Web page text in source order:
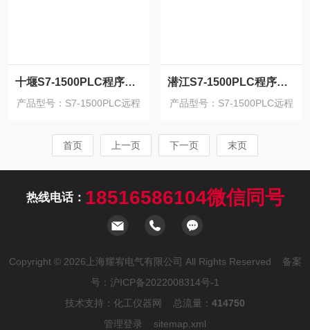
十堰S7-1500PLC程序上载密码解密/无损程序
产品型号：S7-1500PLC远程
潜江S7-1500PLC程序密码解密/解出原始密码
产品型号：S7-1500PLC远程
首页
上一页 下一页 末页
热线电话： 18516586104微信同号
Copyright © 2026上海耀宥电气有限公司 All Rights Reserved 备案
号： 沪ICP备2022008314号-1
技术支持： 化工仪器网 总流量： 414750
管理登录
sitemap.xml